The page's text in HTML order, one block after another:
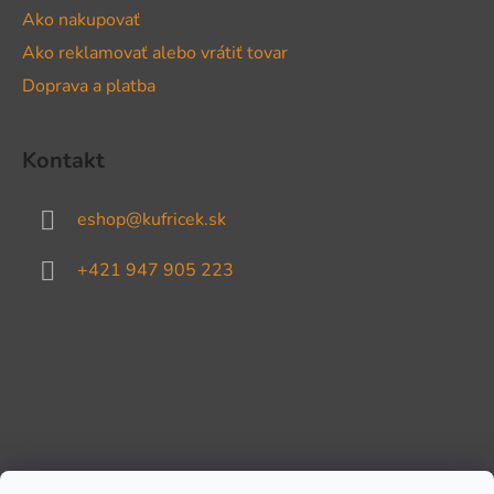
Ako nakupovať
Ako reklamovať alebo vrátiť tovar
Doprava a platba
Kontakt
eshop@kufricek.sk
+421 947 905 223